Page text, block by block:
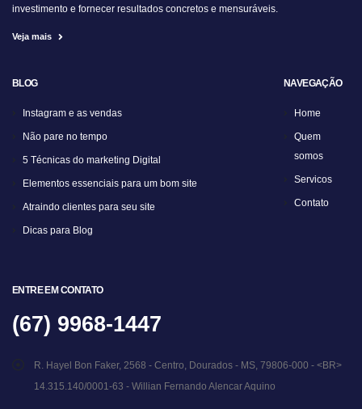
investimento e fornecer resultados concretos e mensuráveis.
Veja mais
BLOG
Instagram e as vendas
Não pare no tempo
5 Técnicas do marketing Digital
Elementos essenciais para um bom site
Atraindo clientes para seu site
Dicas para Blog
NAVEGAÇÃO
Home
Quem
somos
Servicos
Contato
ENTRE EM CONTATO
(67) 9968-1447
R. Hayel Bon Faker, 2568 - Centro, Dourados - MS, 79806-000 - <BR>
14.315.140/0001-63 - Willian Fernando Alencar Aquino